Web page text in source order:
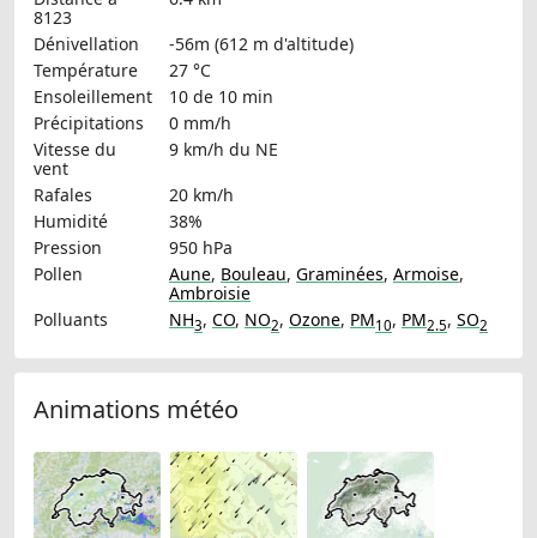
8123
Dénivellation
-56m (612 m d'altitude)
Température
27 °C
Ensoleillement
10 de 10 min
Précipitations
0 mm/h
Vitesse du
vent
9 km/h du NE
Rafales
20 km/h
Humidité
38%
Pression
950 hPa
Pollen
Aune, Bouleau, Graminées, Armoise,
Ambroisie
Polluants
NH3, CO, NO2, Ozone, PM10, PM2.5, SO2
Animations météo